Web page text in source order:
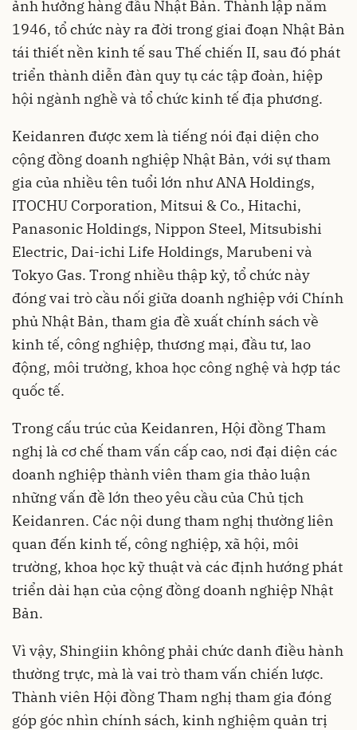
ảnh hưởng hàng đầu Nhật Bản. Thành lập năm
1946, tổ chức này ra đời trong giai đoạn Nhật Bản
tái thiết nền kinh tế sau Thế chiến II, sau đó phát
triển thành diễn đàn quy tụ các tập đoàn, hiệp
hội ngành nghề và tổ chức kinh tế địa phương.
Keidanren được xem là tiếng nói đại diện cho
cộng đồng doanh nghiệp Nhật Bản, với sự tham
gia của nhiều tên tuổi lớn như ANA Holdings,
ITOCHU Corporation, Mitsui & Co., Hitachi,
Panasonic Holdings, Nippon Steel, Mitsubishi
Electric, Dai-ichi Life Holdings, Marubeni và
Tokyo Gas. Trong nhiều thập kỷ, tổ chức này
đóng vai trò cầu nối giữa doanh nghiệp với Chính
phủ Nhật Bản, tham gia đề xuất chính sách về
kinh tế, công nghiệp, thương mại, đầu tư, lao
động, môi trường, khoa học công nghệ và hợp tác
quốc tế.
Trong cấu trúc của Keidanren, Hội đồng Tham
nghị là cơ chế tham vấn cấp cao, nơi đại diện các
doanh nghiệp thành viên tham gia thảo luận
những vấn đề lớn theo yêu cầu của Chủ tịch
Keidanren. Các nội dung tham nghị thường liên
quan đến kinh tế, công nghiệp, xã hội, môi
trường, khoa học kỹ thuật và các định hướng phát
triển dài hạn của cộng đồng doanh nghiệp Nhật
Bản.
Vì vậy, Shingiin không phải chức danh điều hành
thường trực, mà là vai trò tham vấn chiến lược.
Thành viên Hội đồng Tham nghị tham gia đóng
góp góc nhìn chính sách, kinh nghiệm quản trị